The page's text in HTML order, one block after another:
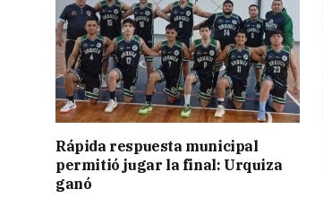
Rápida respuesta municipal
permitió jugar la final: Urquiza
ganó